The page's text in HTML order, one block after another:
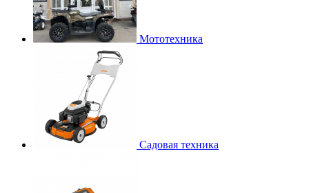
Мототехника
Садовая техника